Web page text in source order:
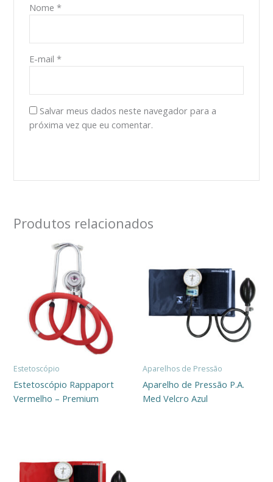
Nome *
E-mail *
Salvar meus dados neste navegador para a
próxima vez que eu comentar.
Produtos relacionados
Estetoscópio
Estetoscópio Rappaport
Vermelho – Premium
Aparelhos de Pressão
Aparelho de Pressão P.A.
Med Velcro Azul